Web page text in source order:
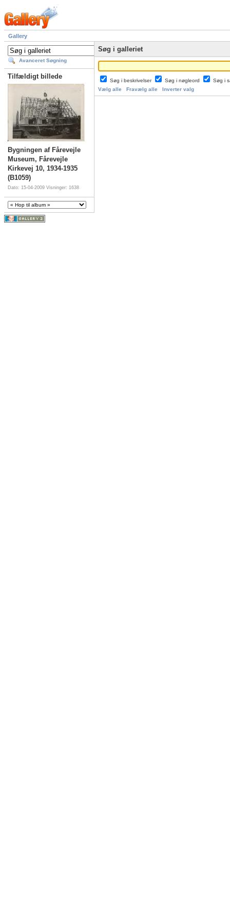
Gallery
Avanceret Søgning
Tilfældigt billede
Bygningen af Fårevejle
Museum, Fårevejle
Kirkevej 10, 1934-1935
(B1059)
Dato: 15-04-2009 Visninger: 1638
Søg i galleriet
Søg i beskrivelser Søg i nøgleord
Søg i
Vælg alle
Fravælg alle Inverter valg